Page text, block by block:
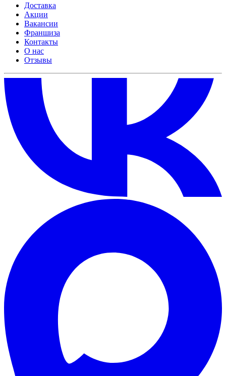
Доставка
Акции
Вакансии
Франшиза
Контакты
О нас
Отзывы